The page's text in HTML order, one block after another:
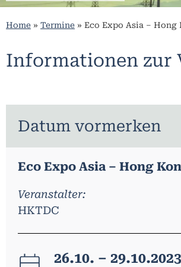
Home » Termine » Eco Expo Asia – Hong
Informationen zur
Datum vormerken
Eco Expo Asia – Hong
Veranstalter:
HKTDC
26.10. – 29.10.2023